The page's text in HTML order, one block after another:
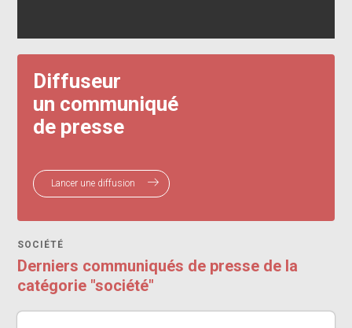
Diffuseur
un communiqué
de presse
Lancer une diffusion
SOCIÉTÉ
Derniers communiqués de presse de la
catégorie "société"